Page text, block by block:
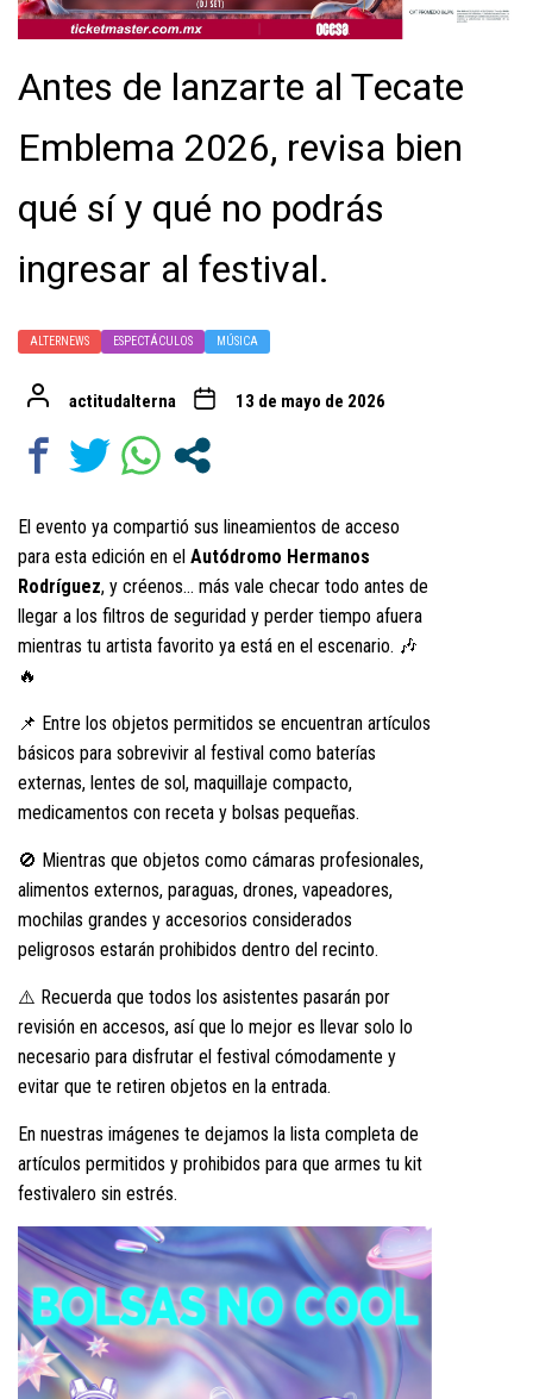
Antes de lanzarte al Tecate
Emblema 2026, revisa bien
qué sí y qué no podrás
ingresar al festival.
ALTERNEWS ESPECTÁCULOS MÚSICA
actitudalterna 13 de mayo de 2026
El evento ya compartió sus lineamientos de acceso
para esta edición en el Autódromo Hermanos
Rodríguez, y créenos… más vale checar todo antes de
llegar a los filtros de seguridad y perder tiempo afuera
mientras tu artista favorito ya está en el escenario. 🎶
🔥
📌 Entre los objetos permitidos se encuentran artículos
básicos para sobrevivir al festival como baterías
externas, lentes de sol, maquillaje compacto,
medicamentos con receta y bolsas pequeñas.
🚫 Mientras que objetos como cámaras profesionales,
alimentos externos, paraguas, drones, vapeadores,
mochilas grandes y accesorios considerados
peligrosos estarán prohibidos dentro del recinto.
⚠️ Recuerda que todos los asistentes pasarán por
revisión en accesos, así que lo mejor es llevar solo lo
necesario para disfrutar el festival cómodamente y
evitar que te retiren objetos en la entrada.
En nuestras imágenes te dejamos la lista completa de
artículos permitidos y prohibidos para que armes tu kit
festivalero sin estrés.